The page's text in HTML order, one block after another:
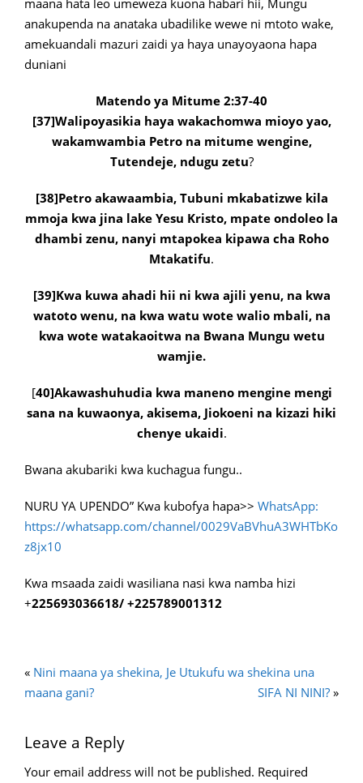
maana hata leo umeweza kuona habari hii, Mungu
anakupenda na anataka ubadilike wewe ni mtoto wake,
amekuandali mazuri zaidi ya haya unayoyaona hapa
duniani
Matendo ya Mitume 2:37-40
[37]Walipoyasikia haya wakachomwa mioyo yao,
wakamwambia Petro na mitume wengine,
Tutendeje, ndugu zetu?
[38]Petro akawaambia, Tubuni mkabatizwe kila
mmoja kwa jina lake Yesu Kristo, mpate ondoleo la
dhambi zenu, nanyi mtapokea kipawa cha Roho
Mtakatifu.
[39]Kwa kuwa ahadi hii ni kwa ajili yenu, na kwa
watoto wenu, na kwa watu wote walio mbali, na
kwa wote watakaoitwa na Bwana Mungu wetu
wamjie.
[40]Akawashuhudia kwa maneno mengine mengi
sana na kuwaonya, akisema, Jiokoeni na kizazi hiki
chenye ukaidi.
Bwana akubariki kwa kuchagua fungu..
NURU YA UPENDO” Kwa kubofya hapa>> WhatsApp:
https://whatsapp.com/channel/0029VaBVhuA3WHTbKo
z8jx10
Kwa msaada zaidi wasiliana nasi kwa namba hizi
+225693036618/ +225789001312
« Nini maana ya shekina, Je Utukufu wa shekina una
maana gani?
SIFA NI NINI? »
Leave a Reply
Your email address will not be published. Required